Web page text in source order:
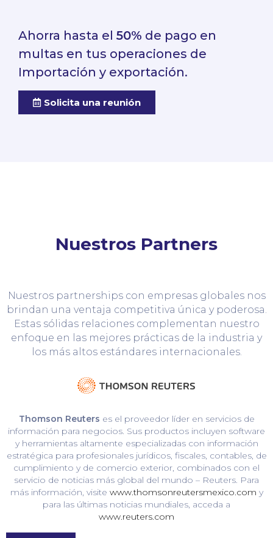
Ahorra hasta el 50% de pago en
multas en tus operaciones de
Importación y exportación.
Solicita una reunión
Nuestros Partners
Nuestros partnerships con empresas globales nos
brindan una ventaja competitiva única y poderosa.
Estas sólidas relaciones complementan nuestro
enfoque en las mejores prácticas de la industria y
los más altos estándares internacionales.
Thomson Reuters es el proveedor líder en servicios de
información para negocios. Sus productos incluyen software
y herramientas altamente especializadas con información
estratégica para profesionales jurídicos, fiscales, contables, de
cumplimiento y de comercio exterior, combinados con el
servicio de noticias más global del mundo – Reuters. Para
más información, visite www.thomsonreutersmexico.com y
para las últimas noticias mundiales, acceda a
www.reuters.com